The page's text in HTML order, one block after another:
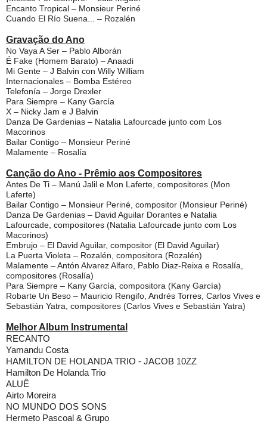
Encanto Tropical – Monsieur Periné
Cuando El Río Suena... – Rozalén
Gravação do Ano
No Vaya A Ser – Pablo Alborán
É Fake (Homem Barato) – Anaadi
Mi Gente – J Balvin con Willy William
Internacionales – Bomba Estéreo
Telefonía – Jorge Drexler
Para Siempre – Kany García
X – Nicky Jam e J Balvin
Danza De Gardenias – Natalia Lafourcade junto com Los
Macorinos
Bailar Contigo – Monsieur Periné
Malamente – Rosalía
Canção do Ano - Prêmio aos Compositores
Antes De Ti – Manú Jalil e Mon Laferte, compositores (Mon
Laferte)
Bailar Contigo – Monsieur Periné, compositor (Monsieur Periné)
Danza De Gardenias – David Aguilar Dorantes e Natalia
Lafourcade, compositores (Natalia Lafourcade junto com Los
Macorinos)
Embrujo – El David Aguilar, compositor (El David Aguilar)
La Puerta Violeta – Rozalén, compositora (Rozalén)
Malamente – Antón Alvarez Alfaro, Pablo Diaz-Reixa e Rosalía,
compositores (Rosalía)
Para Siempre – Kany García, compositora (Kany García)
Robarte Un Beso – Mauricio Rengifo, Andrés Torres, Carlos Vives e
Sebastián Yatra, compositores (Carlos Vives e Sebastián Yatra)
Melhor Album Instrumental
RECANTO
Yamandu Costa
HAMILTON DE HOLANDA TRIO - JACOB 10ZZ
Hamilton De Holanda Trio
ALUÊ
Airto Moreira
NO MUNDO DOS SONS
Hermeto Pascoal & Grupo